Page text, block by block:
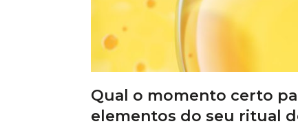
Qual o momento certo
elementos do seu ritual